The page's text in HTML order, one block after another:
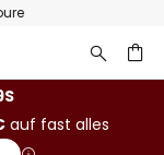
auf fast alles